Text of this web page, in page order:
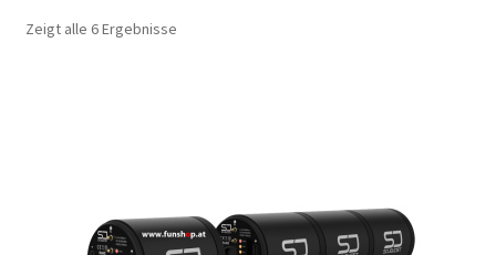
Impressum
Zeigt alle 6 Ergebnisse